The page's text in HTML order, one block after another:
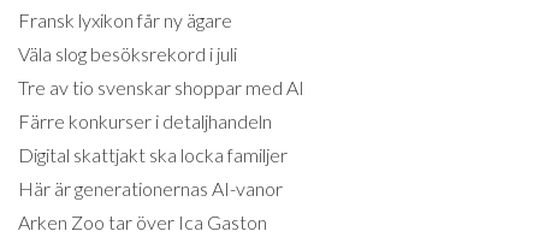
Fransk lyxikon får ny ägare
Väla slog besöksrekord i juli
Tre av tio svenskar shoppar med AI
Färre konkurser i detaljhandeln
Digital skattjakt ska locka familjer
Här är generationernas AI-vanor
Arken Zoo tar över Ica Gaston